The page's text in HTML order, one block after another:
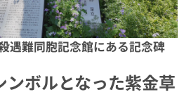
遇難同胞記念館にある記念碑
ボルとなった紫金草